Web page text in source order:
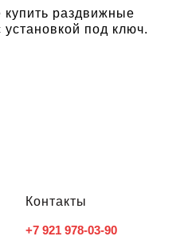
раздвижные
под ключ.
Контакты
+7 921 978-03-90